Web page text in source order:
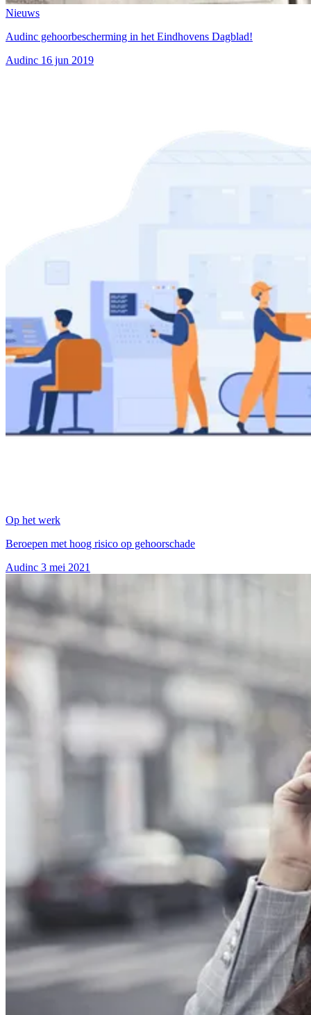
Nieuws
Audinc gehoorbescherming in het Eindhovens Dagblad!
Audinc 16 jun 2019
Op het werk
Beroepen met hoog risico op gehoorschade
Audinc 3 mei 2021